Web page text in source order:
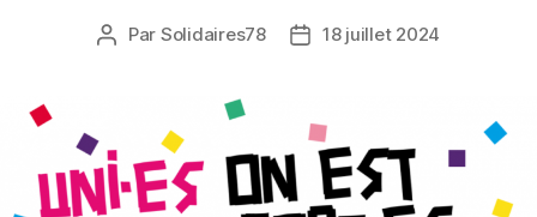
Auteur
Par Solidaires78
Date18 juillet 2024